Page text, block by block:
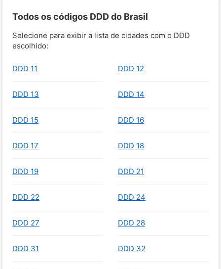
Todos os códigos DDD do Brasil
Selecione para exibir a lista de cidades com o DDD
escolhido:
DDD 11 DDD 12
DDD 13 DDD 14
DDD 15 DDD 16
DDD 17 DDD 18
DDD 19 DDD 21
DDD 22 DDD 24
DDD 27 DDD 28
DDD 31 DDD 32